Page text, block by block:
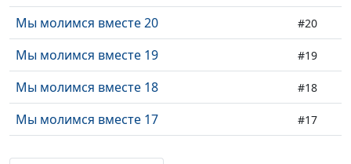
Мы молимся вместе 20 #20
Мы молимся вместе 19 #19
Мы молимся вместе 18 #18
Мы молимся вместе 17 #17